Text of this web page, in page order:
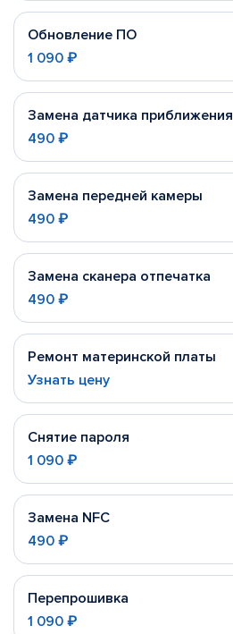
Обновление ПО
1 090 ₽
Замена датчика приближения
490 ₽
Замена передней камеры
490 ₽
Замена сканера отпечатка
490 ₽
Ремонт материнской платы
Узнать цену
Снятие пароля
1 090 ₽
Замена NFC
490 ₽
Перепрошивка
1 090 ₽